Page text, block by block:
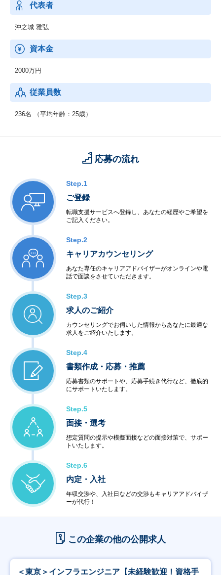
親会社である株式会社DYMの「世界で一番社会を変える会社を
創る」というビジョンを引き継ぎ、
DYMキャリアでは「人材で社会を変える会社を創る」ことを目
DYMグループの中でも最大の利益をあげている事業を展開して
おり、人材不足の解消といった側面から今後も日本社会の発展に
代表者
沖之城 雅弘
資本金
2000万円
従業員数
236名 （平均年齢：25歳）
応募の流れ
Step.1
ご登録
転職支援サービスへ登録し、あなたの経歴やご希望を
ご記入ください。
Step.2
キャリアカウンセリング
あなた専任のキャリアアドバイザーがオンラインや電
話で面談をさせていただきます。
Step.3
求人のご紹介
カウンセリングでお伺いした情報からあなたに最適な
求人をご紹介いたします。
Step.4
書類作成・応募・推薦
応募書類のサポートや、応募手続き代行など、徹底的
にサポートいたします。
Step.5
面接・選考
想定質問の提示や模擬面接などの面接対策で、サポー
トいたします。
Step.6
内定・入社
年収交渉や、入社日などの交渉もキャリアアドバイザ
ーが代行！
この企業の他の公開求人
＜東京＞インフラエンジニア【未経験歓迎！資格手